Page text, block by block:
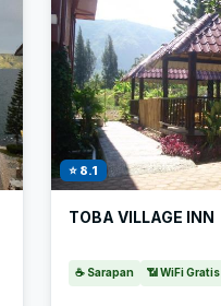
⭐ 8.1
TOBA VILLAGE INN
☕ Sarapan 📶 WiFi Gratis